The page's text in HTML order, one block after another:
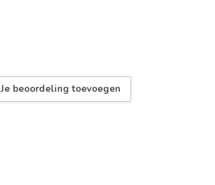
Je beoordeling toevoegen